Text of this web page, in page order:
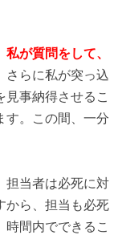
私が質問をして、
さらに私が突っ込
事納得させるこ
す。この間、一分
当者は必死に対
から、担当も必死
間内でできるこ